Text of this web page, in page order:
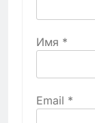
Имя *
Email *